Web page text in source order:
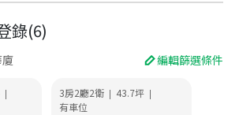
錄(6)
編輯篩選條件
| 3房2廳2衛 | 43.7坪 |
有車位